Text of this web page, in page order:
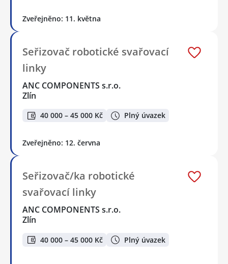
Zveřejněno: 11. května
Seřizovač robotické svařovací
linky
ANC COMPONENTS s.r.o.
Zlín
40 000 – 45 000 Kč Plný úvazek
Zveřejněno: 12. června
Seřizovač/ka robotické
svařovací linky
ANC COMPONENTS s.r.o.
Zlín
40 000 – 45 000 Kč Plný úvazek